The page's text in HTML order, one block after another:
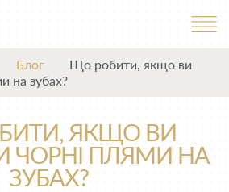
Блог
Що робити, якщо ви
на зубах?
ЯКЩО ВИ
ЧОРНІ ПЛЯМИ НА
ЗУБАХ?